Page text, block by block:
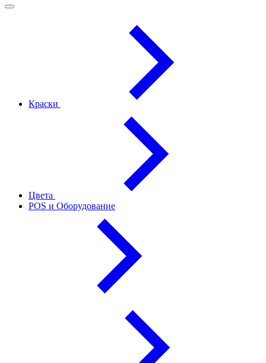
Краски
Цвета
POS и Оборудование